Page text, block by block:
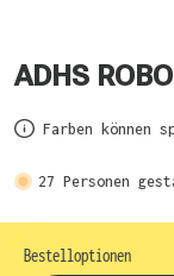
ADHS
Farben können
27 Personen
Bestelloptionen